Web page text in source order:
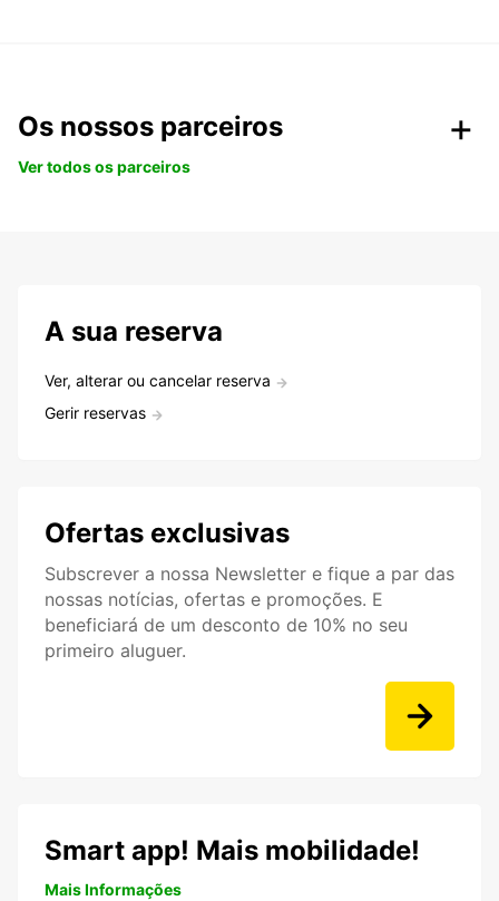
Os nossos parceiros
Ver todos os parceiros
A sua reserva
Ver, alterar ou cancelar reserva
Gerir reservas
Ofertas exclusivas
Subscrever a nossa Newsletter e fique a par das
nossas notícias, ofertas e promoções. E
beneficiará de um desconto de 10% no seu
primeiro aluguer.
Smart app! Mais mobilidade!
Mais Informações